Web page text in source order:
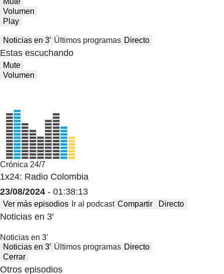
Volumen
Play
Noticias en 3′ Últimos programas Directo
Estas escuchando
Mute
Volumen
Crónica 24/7
1x24: Radio Colombia
23/08/2024 - 01:38:13
Ver más episodios Ir al podcast Compartir Directo
Noticias en 3′
Noticias en 3′
Noticias en 3′ Últimos programas Directo
Cerrar
Otros episodios